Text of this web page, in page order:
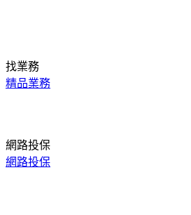
找業務
精品業務
網路投保
網路投保